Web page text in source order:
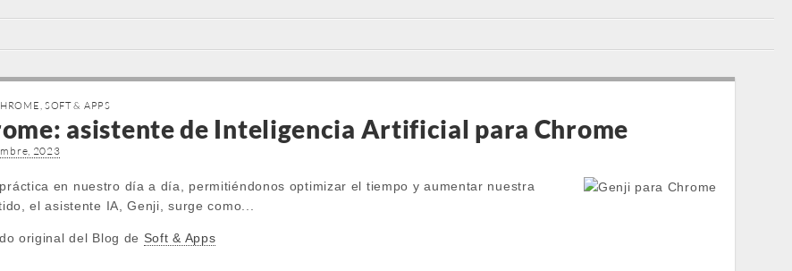
, SOFT & APPS
asistente de Inteligencia Artificial para Chrome
2023
en nuestro día a día, permitiéndonos optimizar el tiempo y aumentar nuestra
el asistente IA, Genji, surge como...
original del Blog de Soft & Apps